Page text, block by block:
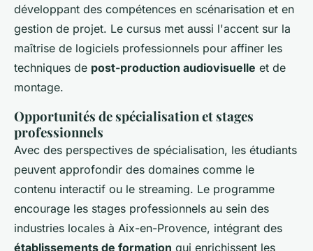
développant des compétences en scénarisation et en
gestion de projet. Le cursus met aussi l'accent sur la
maîtrise de logiciels professionnels pour affiner les
techniques de post-production audiovisuelle et de
montage.
Opportunités de spécialisation et stages
professionnels
Avec des perspectives de spécialisation, les étudiants
peuvent approfondir des domaines comme le
contenu interactif ou le streaming. Le programme
encourage les stages professionnels au sein des
industries locales à Aix-en-Provence, intégrant des
établissements de formation qui enrichissent les